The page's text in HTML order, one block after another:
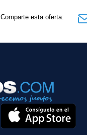
Comparte esta oferta: